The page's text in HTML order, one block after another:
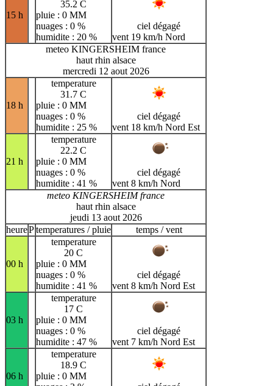
15 h
35.2 C
pluie : 0 MM
nuages : 0 %
humidite : 20 %
ciel dégagé
vent 19 km/h Nord
meteo KINGERSHEIM france
haut rhin alsace
mercredi 12 aout 2026
18 h
temperature
31.7 C
pluie : 0 MM
nuages : 0 %
humidite : 25 %
ciel dégagé
vent 18 km/h Nord Est
21 h
temperature
22.2 C
pluie : 0 MM
nuages : 0 %
humidite : 41 %
ciel dégagé
vent 8 km/h Nord
meteo KINGERSHEIM france
haut rhin alsace
jeudi 13 aout 2026
heurePtemperatures / pluie temps / vent
00 h
temperature
20 C
pluie : 0 MM
nuages : 0 %
humidite : 41 %
ciel dégagé
vent 8 km/h Nord Est
03 h
temperature
17 C
pluie : 0 MM
nuages : 0 %
humidite : 47 %
ciel dégagé
vent 7 km/h Nord Est
06 h
temperature
18.9 C
pluie : 0 MM